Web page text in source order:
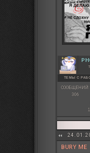
ТЕМЫ С
СООБЩЕНИЙ:
306
BURY ME